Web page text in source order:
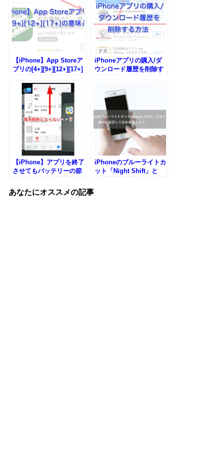
【iPhone】App Storeア
プリの[4+][9+][12+][17+]
iPhoneアプリの購入/ダ
ウンロード履歴を削除す
【iPhone】アプリを終了
させてもバッテリーの節
iPhoneのブルーライトカ
ット「Night Shift」と
あなたにオススメの記事